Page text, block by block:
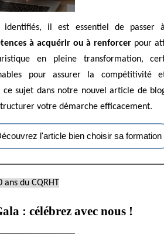
identifiés, il est essentiel de passer
à acquérir ou à renforcer pour
en pleine transformation,
pour assurer la compétitivité
ce sujet dans notre nouvel article de
votre démarche efficacement.
l'article bien choisir sa formation
ans du CQRHT
: célébrez avec nous !